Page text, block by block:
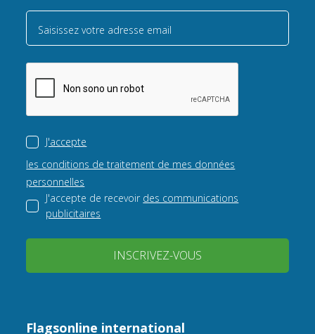
Saisissez votre adresse email
J'accepte
les conditions de traitement de mes données
personnelles
J'accepte de recevoir des communications
publicitaires
INSCRIVEZ-VOUS
Flagsonline international